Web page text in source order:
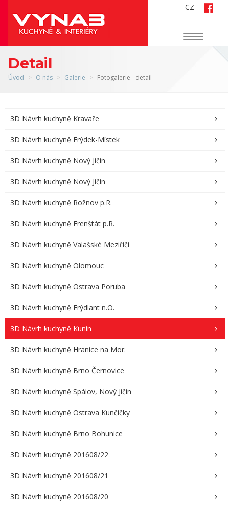
Navigace
CZ
Detail
Úvod O nás Galerie Fotogalerie - detail
3D Návrh kuchyně Kravaře
3D Návrh kuchyně Frýdek-Místek
3D Návrh kuchyně Nový Jičín
3D Návrh kuchyně Nový Jičín
3D Návrh kuchyně Rožnov p.R.
3D Návrh kuchyně Frenštát p.R.
3D Návrh kuchyně Valašské Meziříčí
3D Návrh kuchyně Olomouc
3D Návrh kuchyně Ostrava Poruba
3D Návrh kuchyně Frýdlant n.O.
3D Návrh kuchyně Kunín
3D Návrh kuchyně Hranice na Mor.
3D Návrh kuchyně Brno Černovice
3D Návrh kuchyně Spálov, Nový Jičín
3D Návrh kuchyně Ostrava Kunčičky
3D Návrh kuchyně Brno Bohunice
3D Návrh kuchyně 201608/22
3D Návrh kuchyně 201608/21
3D Návrh kuchyně 201608/20